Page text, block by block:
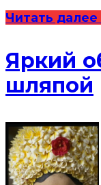
Читать далее
Яркий
шляпой